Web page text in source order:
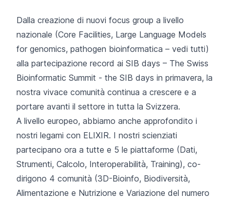
Dalla creazione di nuovi focus group a livello
nazionale (Core Facilities, Large Language Models
for genomics, pathogen bioinformatica – vedi tutti)
alla partecipazione record ai SIB days – The Swiss
Bioinformatic Summit - the SIB days in primavera, la
nostra vivace comunità continua a crescere e a
portare avanti il settore in tutta la Svizzera.
A livello europeo, abbiamo anche approfondito i
nostri legami con ELIXIR. I nostri scienziati
partecipano ora a tutte e 5 le piattaforme (Dati,
Strumenti, Calcolo, Interoperabilità, Training), co-
dirigono 4 comunità (3D-Bioinfo, Biodiversità,
Alimentazione e Nutrizione e Variazione del numero